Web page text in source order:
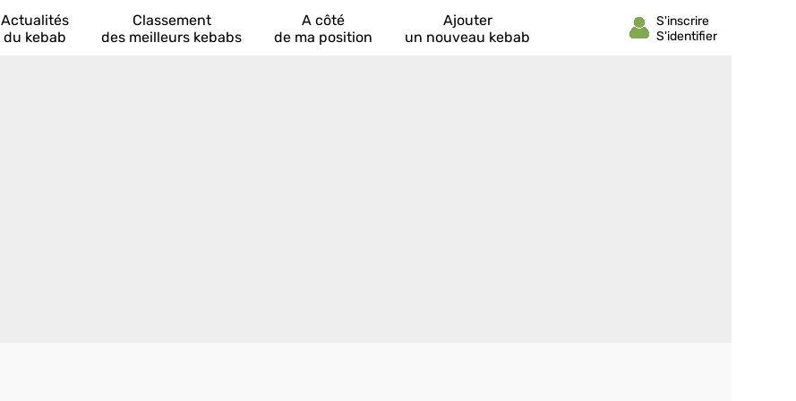
Actualités
du kebab
Classement
des meilleurs kebabs
A côté
de ma position
Ajouter
un nouveau kebab